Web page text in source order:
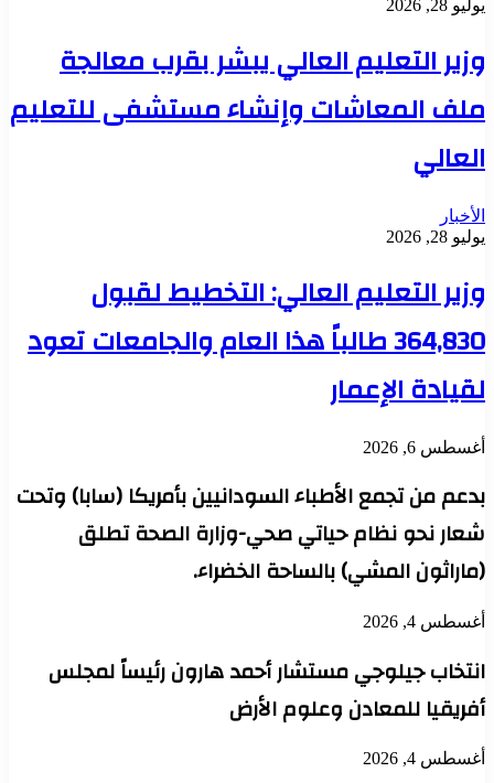
يوليو 28, 2026
وزير التعليم العالي يبشر بقرب معالجة
ملف المعاشات وإنشاء مستشفى للتعليم
العالي
الأخبار
يوليو 28, 2026
وزير التعليم العالي: التخطيط لقبول
364,830 طالباً هذا العام والجامعات تعود
لقيادة الإعمار
أغسطس 6, 2026
بدعم من تجمع الأطباء السودانيين بأمريكا (سابا) وتحت
شعار نحو نظام حياتي صحي-وزارة الصحة تطلق
(ماراثون المشي) بالساحة الخضراء.
أغسطس 4, 2026
انتخاب جيلوجي مستشار أحمد هارون رئيساً لمجلس
أفريقيا للمعادن وعلوم الأرض
أغسطس 4, 2026